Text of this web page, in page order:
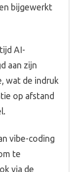
bijgewerkt
AI-
aan zijn
wat de indruk
op afstand
vibe-coding
te
via de